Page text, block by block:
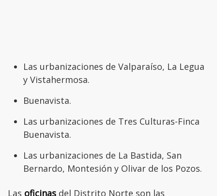
Las urbanizaciones de Valparaíso, La Legua
y Vistahermosa.
Buenavista.
Las urbanizaciones de Tres Culturas-Finca
Buenavista.
Las urbanizaciones de La Bastida, San
Bernardo, Montesión y Olivar de los Pozos.
Las oficinas del Distrito Norte son las